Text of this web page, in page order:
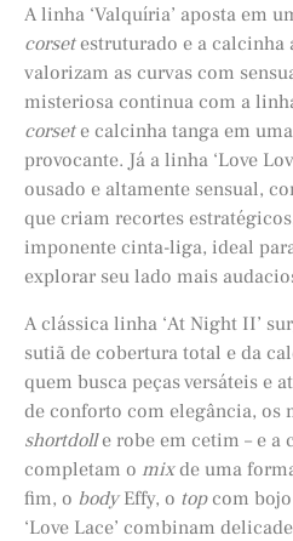
A linha ‘Valquíria’ aposta em
corsetestruturado e a calcinha
valorizam as curvas com
misteriosa continua com a
corsete calcinha tanga em
provocante. Já a linha ‘Love
ousado e altamente sensual,
que criam recortes
imponente cinta-liga, ideal
explorar seu lado mais
A clássica linha ‘At Night II’
sutiã de cobertura total e da
quem busca peças versáteis e
de conforto com elegância, os
shortdolle robe em cetim – e a
completam o mixde uma
fim, o bodyEffy, o topcom
‘Love Lace’ combinam